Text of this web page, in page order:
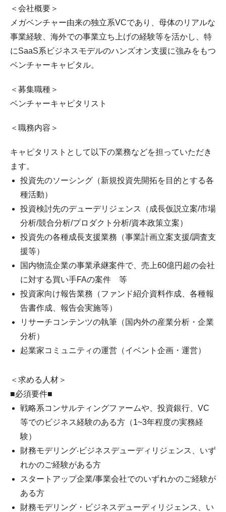
＜会社概要＞
メガベンチャー由来の独立系VCであり、母体のリアルな
事業経験、海外での事業立ち上げの経験等を活かし、特
にSaaS系ビジネスモデルのハンズオン支援に強みをもつ
ベンチャーキャピタル。
＜募集職種＞
ベンチャーキャピタリスト
＜職務内容＞
キャピタリストとして以下の業務などを担っていただき
ます。
投資先のソーシング（新規投資先開拓を目的とする各
種活動）
投資検討先のデューデリジェンス（成長仮説立案/市場
分析/競合分析/プロダクト分析/資本政策立案）
投資先の各種成長支援業務（事業計画立案支援/調査支
援等）
国内物流企業の事業承継案件で、売上60億円超の会社
に対する買い手FAの案件 等
投資家向け報告業務（ファンド紹介資料作成、各種報
告書作成、報告会実施等）
リサーチコンテンツの執筆（国内外の産業分析・企業
分析）
起業家コミュニティの運営（イベント企画・運営）
＜求める人材＞
■必須要件■
戦略系コンサルティングファームや、投資銀行、VC
等でのビジネス経験のある方（1~3年程度の実務経
験）
財務モデリング‧ビジネスデューディリジェンス、いず
れかのご経験がある方
スタートアップ企業/事業会社でのいずれかのご経験が
ある方
財務モデリング・ビジネスデューディリジェンス、い